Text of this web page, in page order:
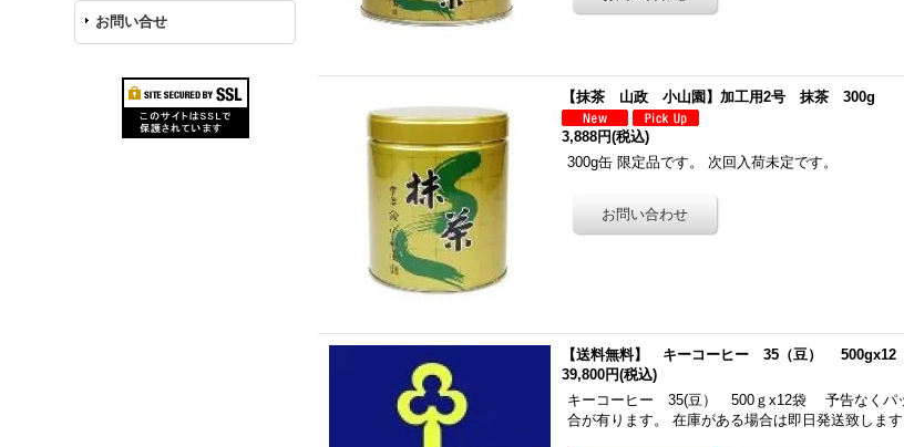
お問い合せ
【抹茶 山政 小山園】加工用2号 抹茶 300g
3,888円(税込)
300g缶 限定品です。 次回入荷未定です。
【送料無料】 キーコーヒー 35（豆） 500gx12
39,800円(税込)
キーコーヒー 35(豆） 500ｇx12袋 予告なくパ
合が有ります。 在庫がある場合は即日発送致します